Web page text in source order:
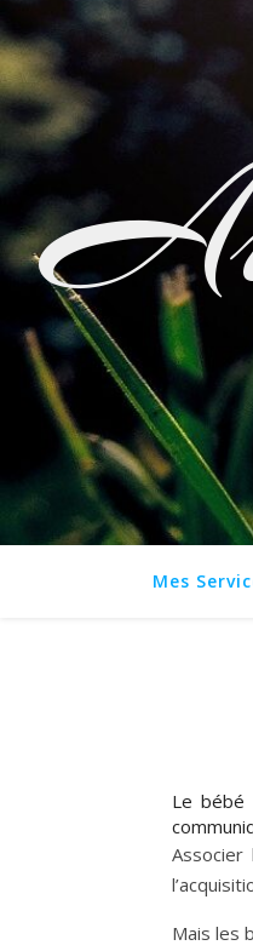
Mes
Le bébé
Mais les